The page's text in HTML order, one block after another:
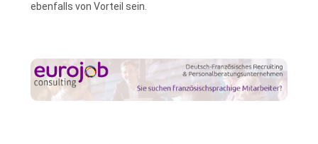
ebenfalls von Vorteil sein.